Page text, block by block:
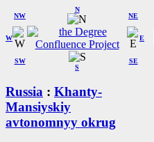
W
NW
N
NE
SW
S
SE
E
Russia : Khanty-
Mansiyskiy
avtonomnyy okrug